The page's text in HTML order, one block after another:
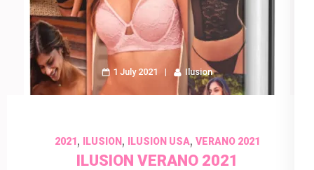
1 July 2021 Ilusion
2021, ILUSION, ILUSION USA, VERANO 2021
ILUSION VERANO 2021